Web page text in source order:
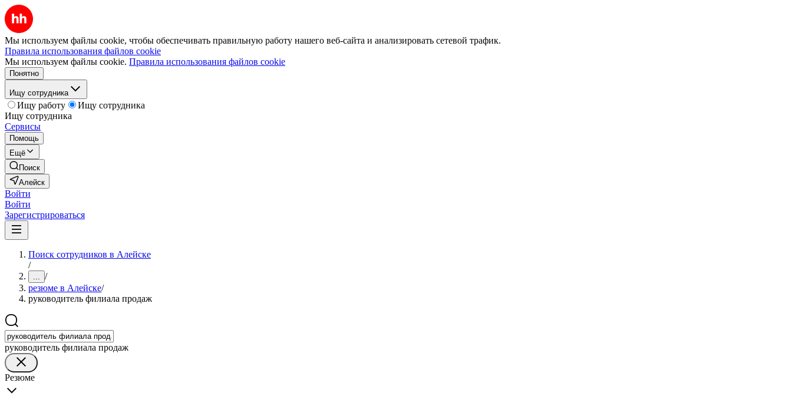
Мы используем файлы cookie, чтобы обеспечивать правильную работу нашего веб-сайта и анализировать сетевой трафик.
Правила использования файлов cookie
Мы используем файлы cookie. Правила использования файлов cookie
Понятно
Ищу сотрудника
Ищу работу
Ищу сотрудника
Ищу сотрудника
Сервисы
Помощь
Ещё
Поиск
Алейск
Войти
Войти
Зарегистрироваться
Поиск сотрудников в Алейске
/
... /
резюме в Алейске/
руководитель филиала продаж
руководитель филиала продаж
Резюме